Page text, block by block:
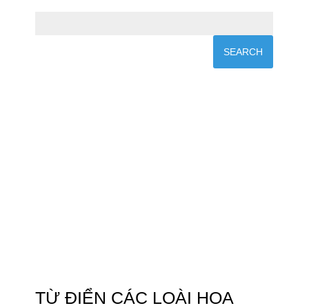
TỪ ĐIỂN CÁC LOÀI HOA